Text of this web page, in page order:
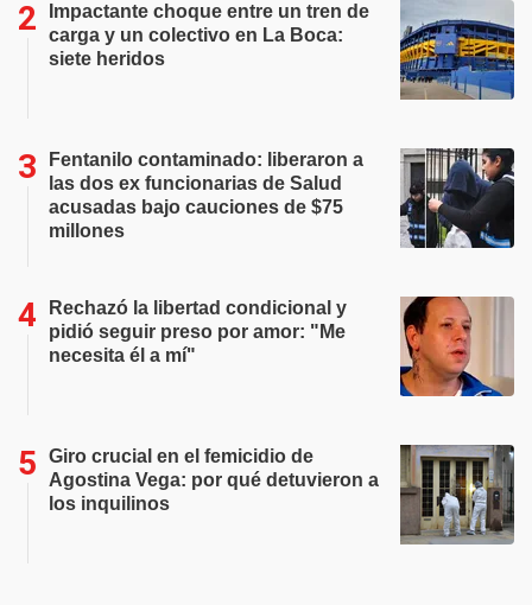
Impactante choque entre un tren de
carga y un colectivo en La Boca:
siete heridos
Fentanilo contaminado: liberaron a
las dos ex funcionarias de Salud
acusadas bajo cauciones de $75
millones
Rechazó la libertad condicional y
pidió seguir preso por amor: "Me
necesita él a mí"
Giro crucial en el femicidio de
Agostina Vega: por qué detuvieron a
los inquilinos